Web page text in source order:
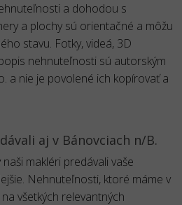
a dohodou s
a plochy sú orientačné a môžu
stavu. Fotky, videá, 3D
nehnuteľnosti sú autorským
a nie je povolené ich kopírovať a
aj v Bánovciach n/B.
makléri predávali vaše
Nehnuteľnosti, ktoré máme v
všetkých relevantných